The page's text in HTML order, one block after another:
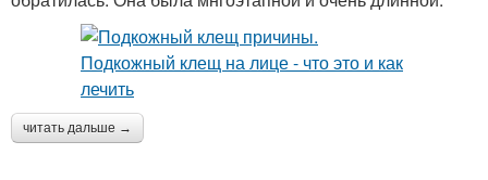
читать дальше →